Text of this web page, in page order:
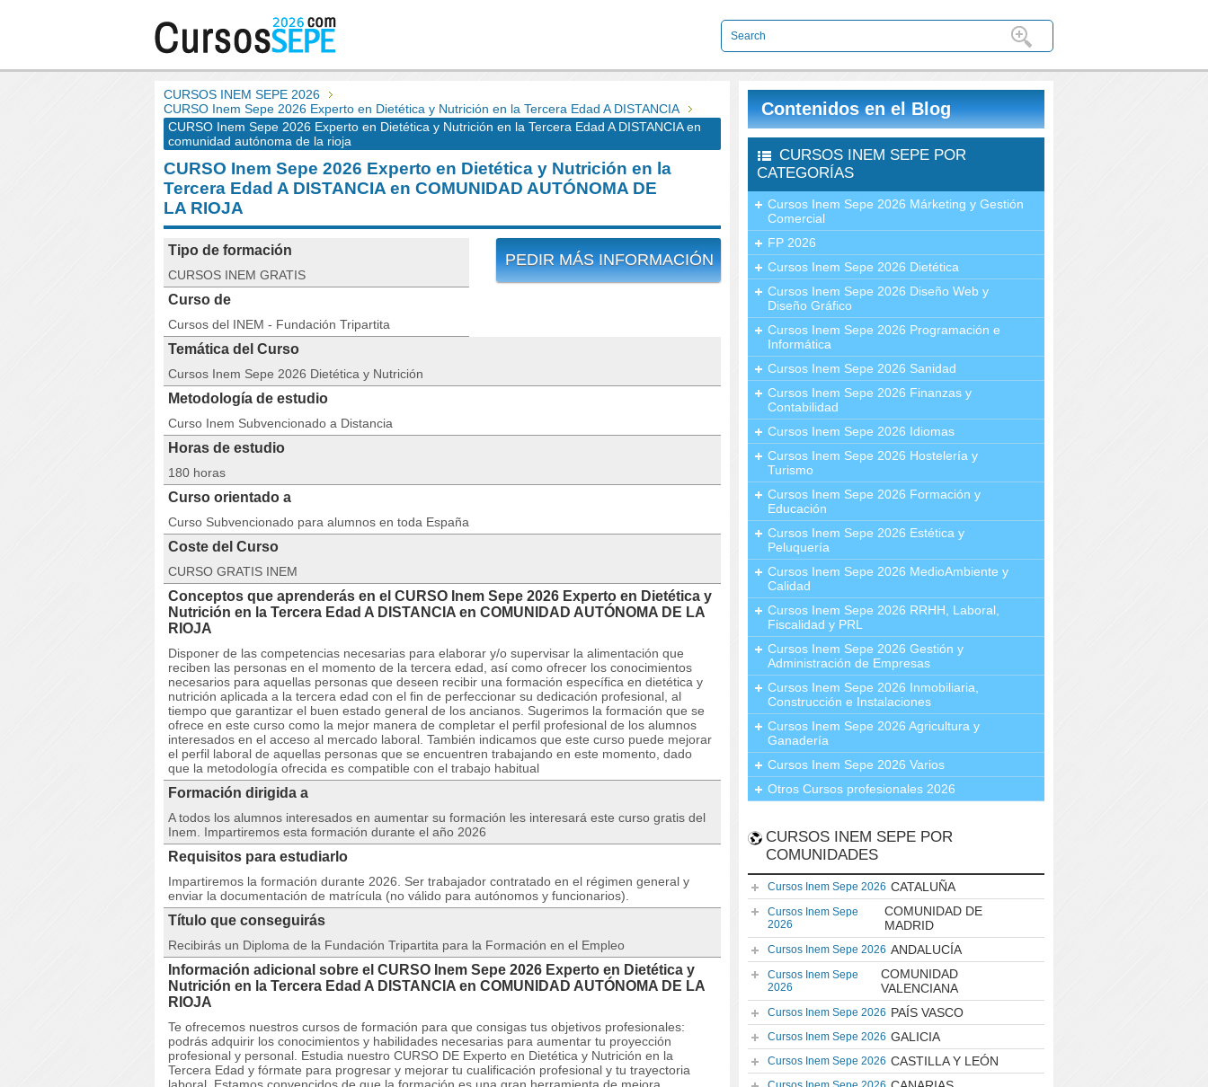
CURSOS INEM SEPE 2026
CURSO Inem Sepe 2026 Experto en Dietética y Nutrición en la Tercera Edad A DISTANCIA
CURSO Inem Sepe 2026 Experto en Dietética y Nutrición en la Tercera Edad A DISTANCIA en
comunidad autónoma de la rioja
CURSO Inem Sepe 2026 Experto en Dietética y Nutrición en la
Tercera Edad A DISTANCIA en COMUNIDAD AUTÓNOMA DE
LA RIOJA
PEDIR MÁS INFORMACIÓN
Tipo de formación
CURSOS INEM GRATIS
Curso de
Cursos del INEM - Fundación Tripartita
Temática del Curso
Cursos Inem Sepe 2026 Dietética y Nutrición
Metodología de estudio
Curso Inem Subvencionado a Distancia
Horas de estudio
180 horas
Curso orientado a
Curso Subvencionado para alumnos en toda España
Coste del Curso
CURSO GRATIS INEM
Conceptos que aprenderás en el CURSO Inem Sepe 2026 Experto en Dietética y
Nutrición en la Tercera Edad A DISTANCIA en COMUNIDAD AUTÓNOMA DE LA
RIOJA
Disponer de las competencias necesarias para elaborar y/o supervisar la alimentación que
reciben las personas en el momento de la tercera edad, así como ofrecer los conocimientos
necesarios para aquellas personas que deseen recibir una formación específica en dietética y
nutrición aplicada a la tercera edad con el fin de perfeccionar su dedicación profesional, al
tiempo que garantizar el buen estado general de los ancianos. Sugerimos la formación que se
ofrece en este curso como la mejor manera de completar el perfil profesional de los alumnos
interesados en el acceso al mercado laboral. También indicamos que este curso puede mejorar
el perfil laboral de aquellas personas que se encuentren trabajando en este momento, dado
que la metodología ofrecida es compatible con el trabajo habitual
Formación dirigida a
A todos los alumnos interesados en aumentar su formación les interesará este curso gratis del
Inem. Impartiremos esta formación durante el año 2026
Requisitos para estudiarlo
Impartiremos la formación durante 2026. Ser trabajador contratado en el régimen general y
enviar la documentación de matrícula (no válido para autónomos y funcionarios).
Título que conseguirás
Recibirás un Diploma de la Fundación Tripartita para la Formación en el Empleo
Información adicional sobre el CURSO Inem Sepe 2026 Experto en Dietética y
Nutrición en la Tercera Edad A DISTANCIA en COMUNIDAD AUTÓNOMA DE LA
RIOJA
Te ofrecemos nuestros cursos de formación para que consigas tus objetivos profesionales:
podrás adquirir los conocimientos y habilidades necesarias para aumentar tu proyección
profesional y personal. Estudia nuestro CURSO DE Experto en Dietética y Nutrición en la
Tercera Edad y fórmate para progresar y mejorar tu cualificación profesional y tu trayectoria
Contenidos en el Blog
CURSOS INEM SEPE POR
CATEGORÍAS
Cursos Inem Sepe 2026 Márketing y Gestión
Comercial
FP 2026
Cursos Inem Sepe 2026 Dietética
Cursos Inem Sepe 2026 Diseño Web y
Diseño Gráfico
Cursos Inem Sepe 2026 Programación e
Informática
Cursos Inem Sepe 2026 Sanidad
Cursos Inem Sepe 2026 Finanzas y
Contabilidad
Cursos Inem Sepe 2026 Idiomas
Cursos Inem Sepe 2026 Hostelería y
Turismo
Cursos Inem Sepe 2026 Formación y
Educación
Cursos Inem Sepe 2026 Estética y
Peluquería
Cursos Inem Sepe 2026 MedioAmbiente y
Calidad
Cursos Inem Sepe 2026 RRHH, Laboral,
Fiscalidad y PRL
Cursos Inem Sepe 2026 Gestión y
Administración de Empresas
Cursos Inem Sepe 2026 Inmobiliaria,
Construcción e Instalaciones
Cursos Inem Sepe 2026 Agricultura y
Ganadería
Cursos Inem Sepe 2026 Varios
Otros Cursos profesionales 2026
CURSOS INEM SEPE POR
COMUNIDADES
Cursos Inem Sepe 2026 CATALUÑA
Cursos Inem Sepe
2026
COMUNIDAD DE
MADRID
Cursos Inem Sepe 2026 ANDALUCÍA
Cursos Inem Sepe
2026
COMUNIDAD
VALENCIANA
Cursos Inem Sepe 2026 PAÍS VASCO
Cursos Inem Sepe 2026 GALICIA
Cursos Inem Sepe 2026 CASTILLA Y LEÓN